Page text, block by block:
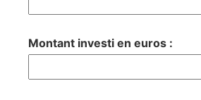
Montant investi en euros :